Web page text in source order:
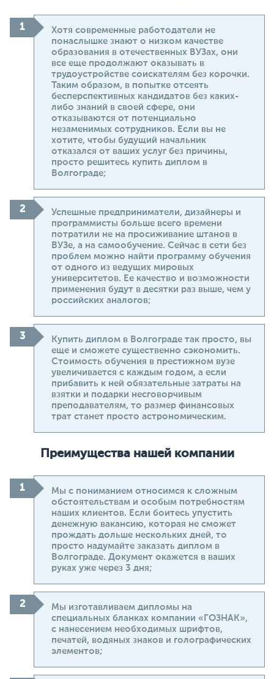
Хотя современные работодатели не
понаслышке знают о низком качестве
образования в отечественных ВУЗах, они
все еще продолжают оказывать в
трудоустройстве соискателям без корочки.
Таким образом, в попытке отсеять
бесперспективных кандидатов без каких-
либо знаний в своей сфере, они
отказываются от потенциально
незаменимых сотрудников. Если вы не
хотите, чтобы будущий начальник
отказался от ваших услуг без причины,
просто решитесь купить диплом в
Волгограде;
Успешные предприниматели, дизайнеры и
программисты больше всего времени
потратили не на просиживание штанов в
ВУЗе, а на самообучение. Сейчас в сети без
проблем можно найти программу обучения
от одного из ведущих мировых
университетов. Ее качество и возможности
применения будут в десятки раз выше, чем у
российских аналогов;
Купить диплом в Волгограде так просто, вы
еще и сможете существенно сэкономить.
Стоимость обучения в престижном вузе
увеличивается с каждым годом, а если
прибавить к ней обязательные затраты на
взятки и подарки несговорчивым
преподавателям, то размер финансовых
трат станет просто астрономическим.
Преимущества нашей компании
Мы с пониманием относимся к сложным
обстоятельствам и особым потребностям
наших клиентов. Если боитесь упустить
денежную вакансию, которая не сможет
прождать дольше нескольких дней, то
просто надумайте заказать диплом в
Волгограде. Документ окажется в ваших
руках уже через 3 дня;
Мы изготавливаем дипломы на
специальных бланках компании «ГОЗНАК»,
с нанесением необходимых шрифтов,
печатей, водяных знаков и голографических
элементов;